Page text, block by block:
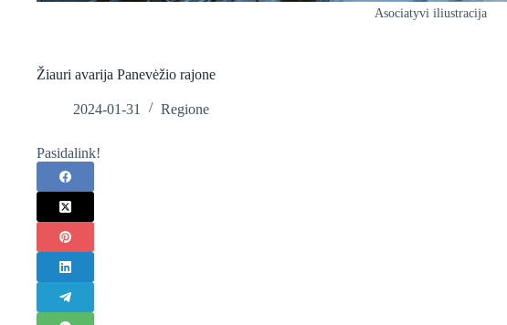
Asociatyvi iliustracija
Žiauri avarija Panevėžio rajone
2024-01-31 Regione
Pasidalink!